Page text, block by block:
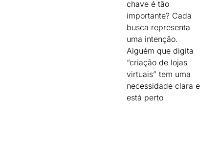
chave é tão
importante? Cada
busca representa
uma intenção.
Alguém que digita
“criação de lojas
virtuais” tem uma
necessidade clara e
está perto